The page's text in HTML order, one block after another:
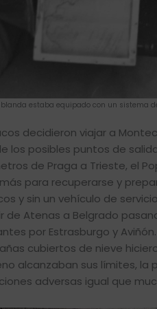
blanda estaba equipado con un sistema
decidieron viajar a
los posibles puntos de
de Praga a Trieste, el
para recuperarse y
y sin un vehículo de
de Atenas a Belgrado
por Estrasburgo y
cubiertos de nieve
alcanzaban sus límites, la
adversas igual que